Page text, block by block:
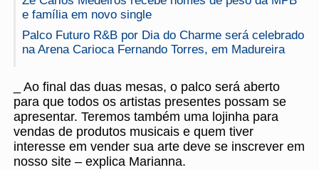
e família em novo single
Palco Futuro R&B por Dia do Charme será celebrado
na Arena Carioca Fernando Torres, em Madureira
_ Ao final das duas mesas, o palco será aberto
para que todos os artistas presentes possam se
apresentar. Teremos também uma lojinha para
vendas de produtos musicais e quem tiver
interesse em vender sua arte deve se inscrever em
nosso site – explica Marianna.